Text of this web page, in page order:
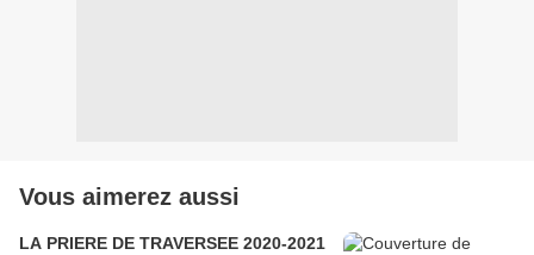
Vous aimerez aussi
LA PRIERE DE TRAVERSEE 2020-2021